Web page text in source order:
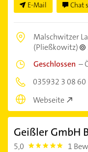
E-Mail Chat
Malschwitzer
(Pließkowitz)
Geschlossen –
035932 3 08 60
Webseite
Geißler GmbH
5,0 5.0 1